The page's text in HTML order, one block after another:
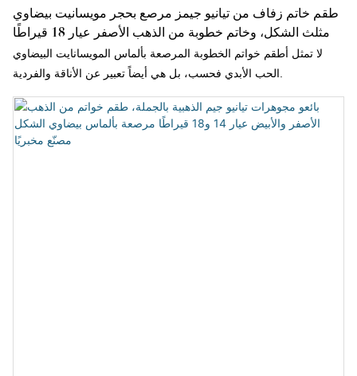
طقم خاتم زفاف من تيانيو جيمز مرصع بحجر مويسانيت بيضاوي
مثلث الشكل، وخاتم خطوبة من الذهب الأصفر عيار 18 قيراطًا
لا تمثل أطقم خواتم الخطوبة المرصعة بألماس المويسانايت البيضاوي
الحب الأبدي فحسب، بل هي أيضاً تعبير عن الأناقة والفردية.